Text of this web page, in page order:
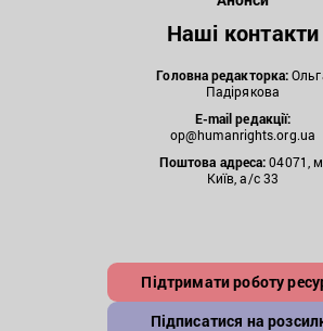
Наші контакти
Головна редакторка:
Падірякова
E-mail редакції:
op@humanrights.org.ua
Поштова адреса:04071,
Київ, а/с 33
Підтримати роботу
Підписатися на